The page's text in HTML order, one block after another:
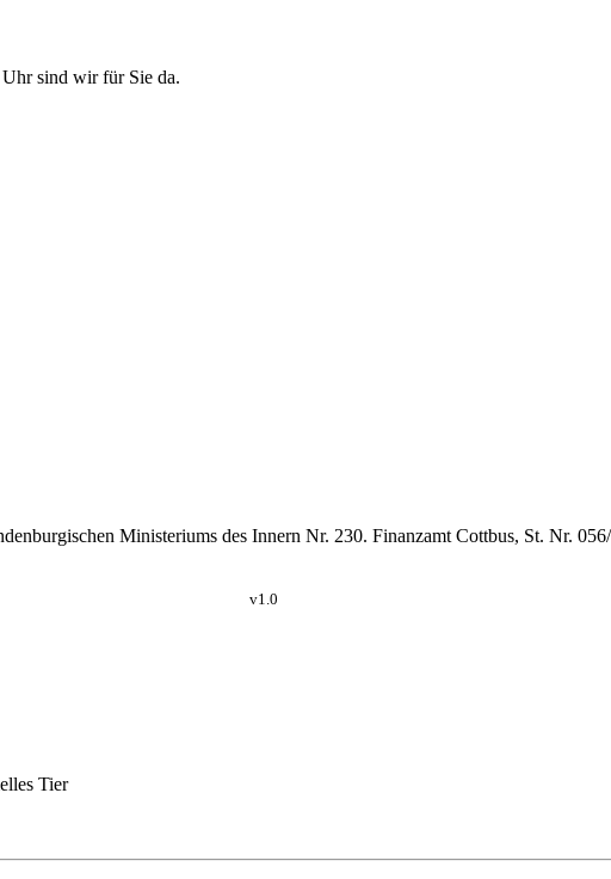
sind wir für Sie da.
Ministeriums des Innern Nr. 230. Finanzamt Cottbus, St. Nr.
v1.0
Tier